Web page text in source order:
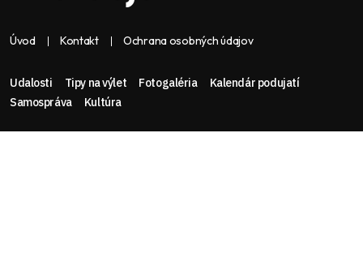
Úvod Kontakt Ochrana osobných údajov
Udalosti Tipy na výlet Fotogaléria
Kalendár podujatí
Samospráva
Kultúra